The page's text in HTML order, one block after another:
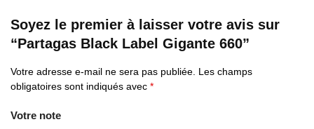
Soyez le premier à laisser votre avis sur
“Partagas Black Label Gigante 660”
Votre adresse e-mail ne sera pas publiée. Les champs
obligatoires sont indiqués avec *
Votre note